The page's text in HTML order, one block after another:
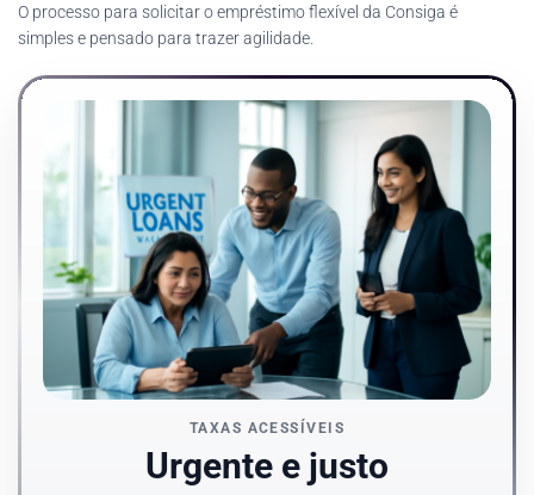
O processo para solicitar o empréstimo flexível da Consiga é
simples e pensado para trazer agilidade.
TAXAS ACESSÍVEIS
Urgente e justo